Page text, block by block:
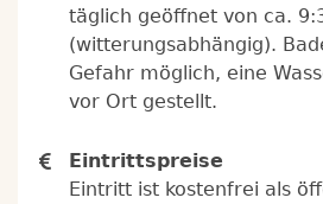
täglich geöffnet von ca.
(witterungsabhängig).
Gefahr möglich, eine
vor Ort gestellt.
Eintrittspreise
Eintritt ist kostenfrei als